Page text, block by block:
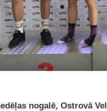
nogalē, Ostrovā